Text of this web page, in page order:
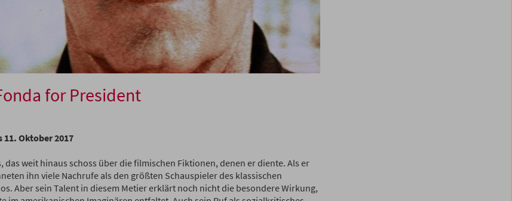
for President
11. Oktober 2017
das weit hinaus schoss über die filmischen Fiktionen, denen er diente. Als er
ihn viele Nachrufe als den größten Schauspieler des klassischen
Aber sein Talent in diesem Metier erklärt noch nicht die besondere Wirkung,